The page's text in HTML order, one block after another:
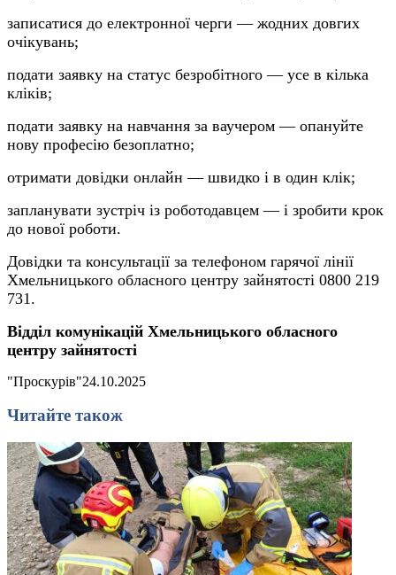
записатися до електронної черги — жодних довгих
очікувань;
подати заявку на статус безробітного — усе в кілька
кліків;
подати заявку на навчання за ваучером — опануйте
нову професію безоплатно;
отримати довідки онлайн — швидко і в один клік;
запланувати зустріч із роботодавцем — і зробити крок
до нової роботи.
Довідки та консультації за телефоном гарячої лінії
Хмельницького обласного центру зайнятості 0800 219
731.
Відділ комунікацій Хмельницького обласного
центру зайнятості
"Проскурів"24.10.2025
Читайте також